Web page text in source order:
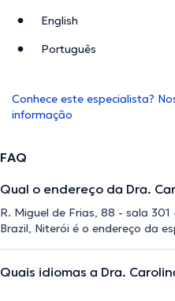
English
Português
Conhece este especialista?
informação
FAQ
Qual o endereço da Dra.
R. Miguel de Frias, 88 - sala
Brazil, Niterói é o endereço da
Quais idiomas a Dra.